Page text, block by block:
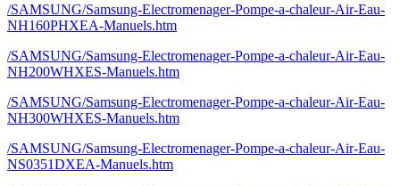
/SAMSUNG/Samsung-Electromenager-Pompe-a-chaleur-Air-Eau-
NH160PHXEA-Manuels.htm
/SAMSUNG/Samsung-Electromenager-Pompe-a-chaleur-Air-Eau-
NH200WHXES-Manuels.htm
/SAMSUNG/Samsung-Electromenager-Pompe-a-chaleur-Air-Eau-
NH300WHXES-Manuels.htm
/SAMSUNG/Samsung-Electromenager-Pompe-a-chaleur-Air-Eau-
NS0351DXEA-Manuels.htm